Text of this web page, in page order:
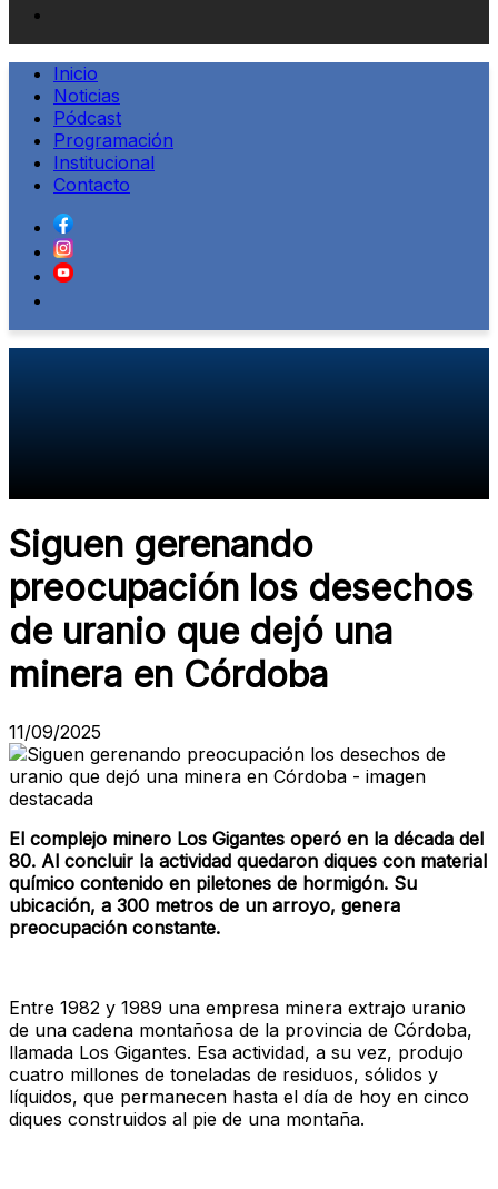
Inicio
Noticias
Pódcast
Programación
Institucional
Contacto
Siguen gerenando
preocupación los desechos
de uranio que dejó una
minera en Córdoba
11/09/2025
El complejo minero Los Gigantes operó en la década del
80. Al concluir la actividad quedaron diques con material
químico contenido en piletones de hormigón. Su
ubicación, a 300 metros de un arroyo, genera
preocupación constante.
Entre 1982 y 1989 una empresa minera extrajo uranio
de una cadena montañosa de la provincia de Córdoba,
llamada Los Gigantes. Esa actividad, a su vez, produjo
cuatro millones de toneladas de residuos, sólidos y
líquidos, que permanecen hasta el día de hoy en cinco
diques construidos al pie de una montaña.